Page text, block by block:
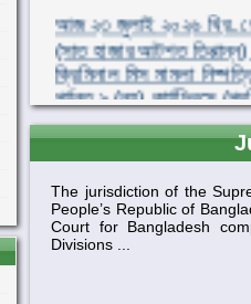
আজ ২৩ জুলাই ২০২৬ খ্রি.
(সাত হাজার আটশত তিপ্পান্ন)
ক্রিমিনাল মিস মামলা
পর্যন্ত ৯ (নয়) কার্যদিবসে
পুরাতন ক্রিমিনাল মিস
মামলা মিলিয়ে মোট ৪২,৬৯৯
The jurisdiction of the
People’s Republic of
Court for Bangladesh
Divisions ...